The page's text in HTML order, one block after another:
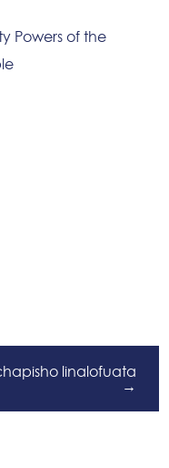
Powers of the
linalofuata
→